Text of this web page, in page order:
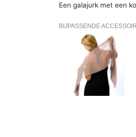
Een galajurk met een
BIJPASSENDE